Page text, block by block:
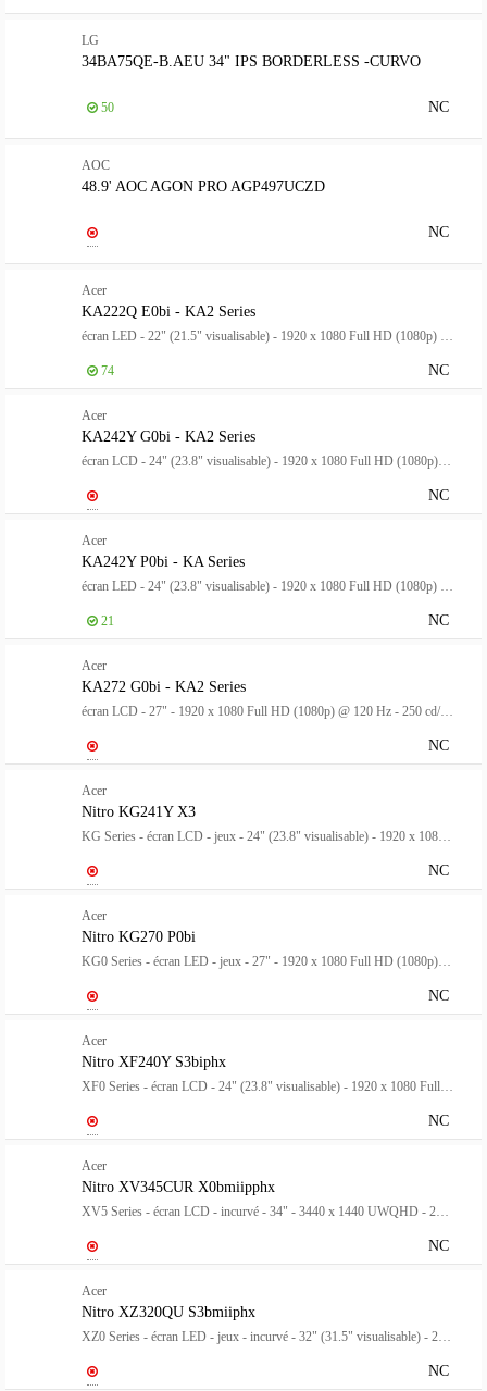
LG
34BA75QE-B.AEU 34" IPS BORDERLESS -CURVO
NC
50
AOC
48.9' AOC AGON PRO AGP497UCZD
NC
Acer
KA222Q E0bi - KA2 Series
NC
74
Acer
KA242Y G0bi - KA2 Series
NC
Acer
KA242Y P0bi - KA Series
NC
21
Acer
KA272 G0bi - KA2 Series
écran LCD - 27" - 1920 x 1080 Full HD (1080p) @ 120 Hz - 250 cd/m² - 1 ms - HDMI, VGA - noir
NC
Acer
Nitro KG241Y X3
NC
Acer
Nitro KG270 P0bi
NC
Acer
Nitro XF240Y S3biphx
NC
Acer
Nitro XV345CUR X0bmiipphx
NC
Acer
Nitro XZ320QU S3bmiiphx
NC